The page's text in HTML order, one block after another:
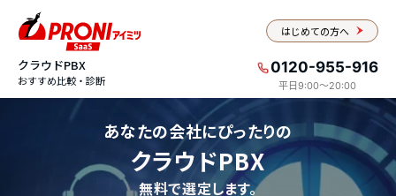
はじめての方へ
クラウドPBX
おすすめ比較・診断
0120-955-916
平日9:00〜20:00
あなたの会社にぴったりの
クラウドPBX
無料で選定します。